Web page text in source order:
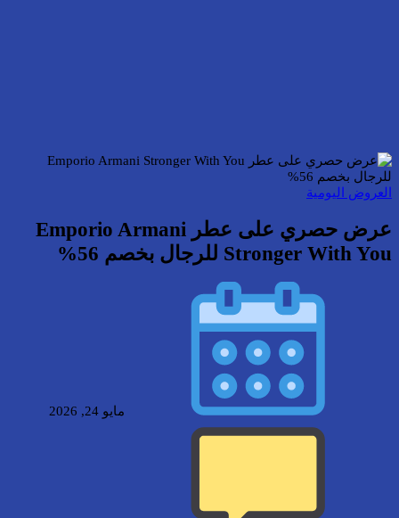
العروض اليومية
عرض حصري على عطر Emporio Armani
Stronger With You للرجال بخصم 56%
مايو 24, 2026